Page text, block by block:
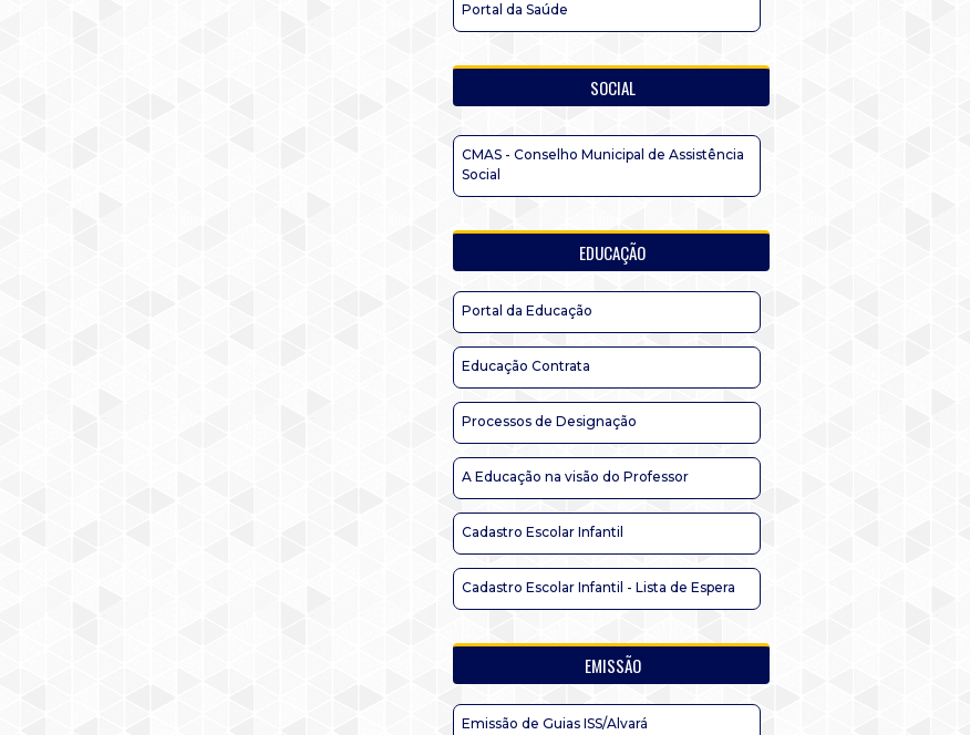
Portal da Saúde
SOCIAL
CMAS - Conselho Municipal de Assistência
Social
EDUCAÇÃO
Portal da Educação
Educação Contrata
Processos de Designação
A Educação na visão do Professor
Cadastro Escolar Infantil
Cadastro Escolar Infantil - Lista de Espera
EMISSÃO
Emissão de Guias ISS/Alvará